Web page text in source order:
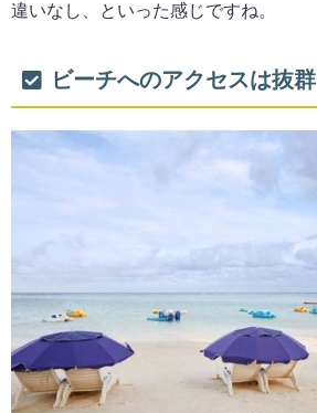
違いなし、といった感じですね。
ビーチへのアクセスは抜群